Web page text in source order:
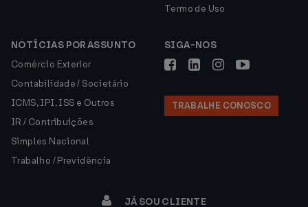
Termo de Uso
NOTÍCIAS POR ASSUNTO
Comércio Exterior
Contabilidade / Societário
ICMS, IPI, ISS e Outros
IR / Contribuições
Simples Nacional
Trabalho / Previdência
SIGA-NOS
TRABALHE CONOSCO
JÁ SOU CLIENTE